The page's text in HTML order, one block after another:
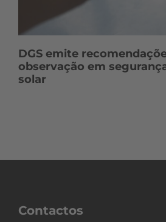
DGS emite
observação em
solar
Contactos